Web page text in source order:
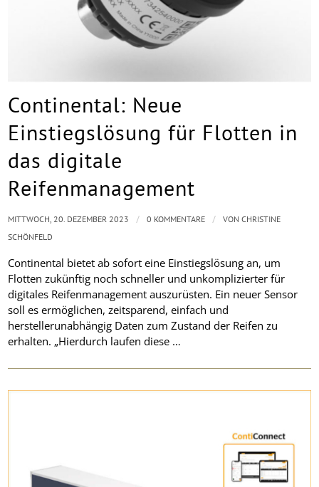
Continental: Neue
Einstiegslösung für Flotten in
das digitale
Reifenmanagement
Continental bietet ab sofort eine Einstiegslösung an, um
Flotten zukünftig noch schneller und unkomplizierter für
digitales Reifenmanagement auszurüsten. Ein neuer Sensor
soll es ermöglichen, zeitsparend, einfach und
herstellerunabhängig Daten zum Zustand der Reifen zu
erhalten. „Hierdurch laufen diese …
MITTWOCH, 20. DEZEMBER 2023 / 0 KOMMENTARE / VONCHRISTINE
SCHÖNFELD